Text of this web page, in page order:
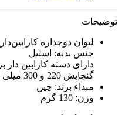
توضیحات
لیوان دوجداره
جنس بدنه: استیل
دارای دسته کارابین دار
گنجایش 220 و 300 میلی لیتر
مبداء برند: چین
وزن: 130 گرم